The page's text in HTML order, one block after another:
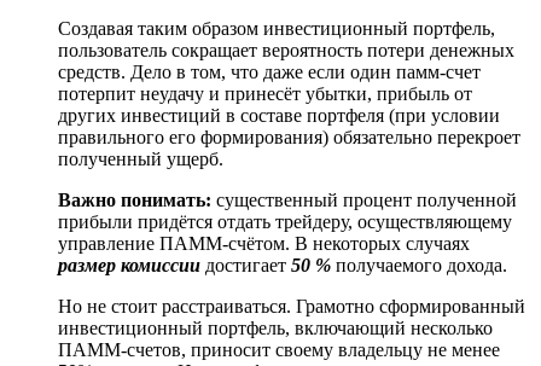
Создавая таким образом инвестиционный портфель,
пользователь сокращает вероятность потери денежных
средств. Дело в том, что даже если один памм-счет
потерпит неудачу и принесёт убытки, прибыль от
других инвестиций в составе портфеля (при условии
правильного его формирования) обязательно перекроет
полученный ущерб.
Важно понимать: существенный процент полученной
прибыли придётся отдать трейдеру, осуществляющему
управление ПАММ-счётом. В некоторых случаях
размер комиссии достигает 50 % получаемого дохода.
Но не стоит расстраиваться. Грамотно сформированный
инвестиционный портфель, включающий несколько
ПАММ-счетов, приносит своему владельцу не менее